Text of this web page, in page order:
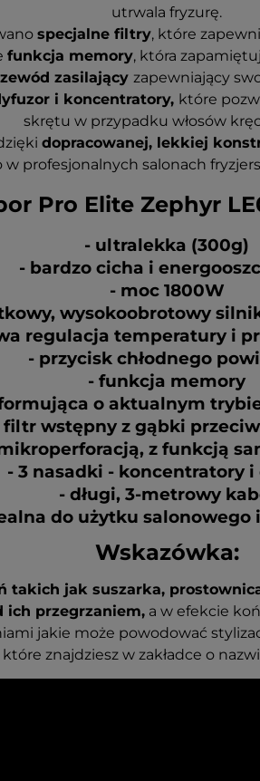
utrwala fryzurę.
specjalne filtry, które
funkcja memory, która
zasilający zapewniający
i koncentratory, które
skrętu w przypadku włosów
dopracowanej, lekkiej
w profesjonalnych salonach
Pro Elite Zephyr
- ultralekka (300g)
- bardzo cicha i
- moc 1800W
wysokoobrotowy
regulacja temperatury i
- przycisk chłodnego
- funkcja memory
o aktualnym
filtr wstępny z gąbki
z funkcją
- 3 nasadki - koncentratory
- długi, 3-metrowy
do użytku salonowego
Wskazówka:
takich jak suszarka,
ich przegrzaniem,a w efekcie
jakie może powodować
znajdziesz w zakładce o